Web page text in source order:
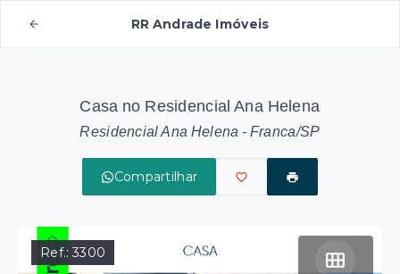
RR Andrade Imóveis
Casa no Residencial Ana Helena
Residencial Ana Helena - Franca/SP
Compartilhar
Ref.:3300